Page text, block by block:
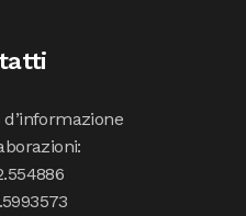
d’informazione